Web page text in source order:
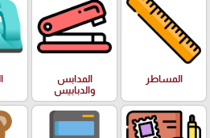
المساطر
المدابس
والدبابيس